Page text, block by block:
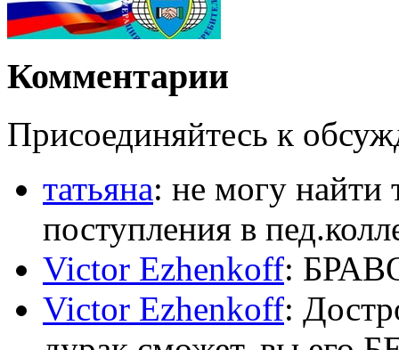
Комментарии
Присоединяйтесь к
татьяна: не могу найти
поступления в
Victor Ezhenkoff:
Victor Ezhenkoff: